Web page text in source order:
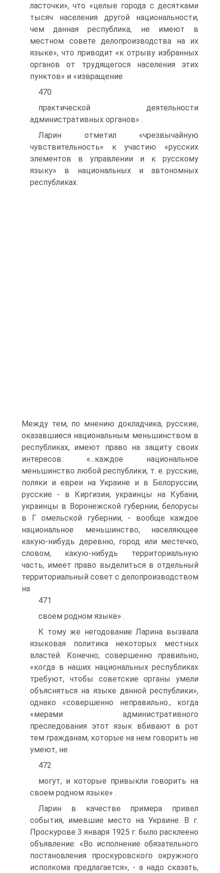
ласточки», что «целые города с десятками
тысяч населения другой национальности,
чем данная республика, не имеют в
местном совете делопроизводства на их
языке», что приводит «к отрыву избранных
органов от трудящегося населения этих
пунктов» и «извращение
470
практической деятельности
административных органов» .
Ларин отметил «чрезвычайную
чувствительность» к участию «русских
элементов в управлении и к русскому
языку» в национальных и автономных
республиках.
Между тем, по мнению докладчика, русские,
оказавшиеся национальным меньшинством в
республиках, имеют право на защиту своих
интересов: «...каждое национальное
меньшинство любой республики, т. е. русские,
поляки и евреи на Украине и в Белоруссии,
русские - в Киргизии, украинцы на Кубани,
украинцы в Воронежской губернии, белорусы
в Г омельской губернии, - вообще каждое
национальное меньшинство, населяющее
какую-нибудь деревню, город или местечко,
словом, какую-нибудь территориальную
часть, имеет право выделиться в отдельный
территориальный совет с делопроизводством
на
471
своем родном языке» .
К тому же негодование Ларина вызвала
языковая политика некоторых местных
властей. Конечно, совершенно правильно,
«когда в наших национальных республиках
требуют, чтобы советские органы умели
объясняться на языке данной республики»,
однако «совершенно неправильно., когда
«мерами административного
преследования этот язык вбивают в рот
тем гражданам, которые на нем говорить не
умеют, не
472
могут, и которые привыкли говорить на
своем родном языке» .
Ларин в качестве примера привел
события, имевшие место на Украине. В г.
Проскурове 3 января 1925 г. было расклеено
объявление: «Во исполнение обязательного
постановления проскуровского окружного
исполкома предлагается», - а надо сказать,